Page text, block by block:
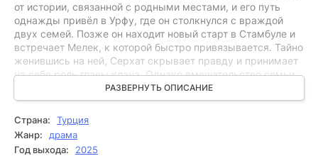
от истории, связанной с родными местами, и его путь
однажды привёл в Урфу, где он столкнулся с враждой
двух семей. Позже он находит новый старт в Стамбуле и
встречает Мелек, к которой быстро привязывается. Тайно
женившись на ней, Серхат скрывает правду и принимает
на себя роль главы клана. Однако вмешательство семьи
вынуждает его вступить в брак с Йылдыз ради
прекращения конфликта. В доме Мелек скрываются
давние тайны, и с его появлением начинают всплывать
секреты, переплетая любовь, верность и борьбу за
власть.
РАЗВЕРНУТЬ ОПИСАНИЕ
Страна:
Турция
Жанр:
драма
Год выхода:
2025